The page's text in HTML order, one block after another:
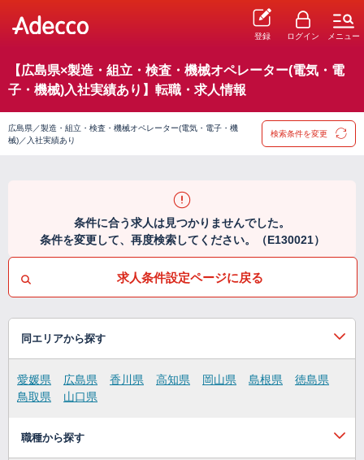
登録 ログイン メニュー
【広島県×製造・組立・検査・機械オペレーター(電気・電
子・機械)入社実績あり】転職・求人情報
広島県／製造・組立・検査・機械オペレーター(電気・電子・機
械)／入社実績あり
検索条件を変更
条件に合う求人は見つかりませんでした。
条件を変更して、再度検索してください。（E130021）
求人条件設定ページに戻る
同エリアから探す
愛媛県 広島県 香川県 高知県 岡山県 島根県
徳島県
鳥取県
山口県
職種から探す